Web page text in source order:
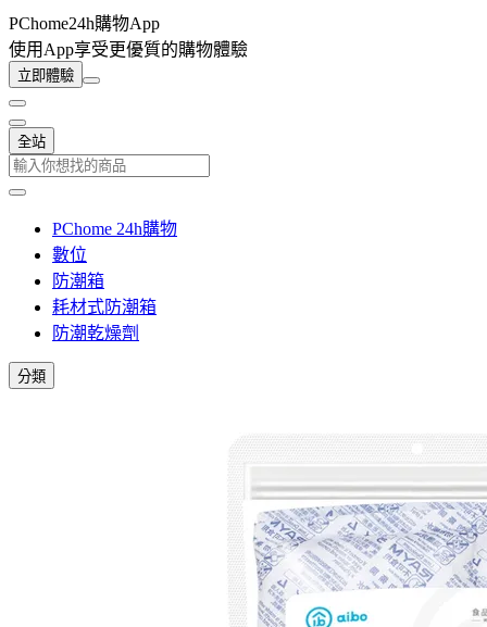
PChome24h購物App
使用App享受更優質的購物體驗
立即體驗
全站
PChome 24h購物
數位
防潮箱
耗材式防潮箱
防潮乾燥劑
分類